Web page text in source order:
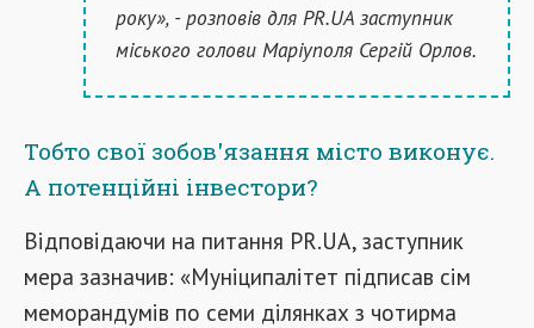
року», - розповів для PR.UA заступник
міського голови Маріуполя Сергій Орлов.
Тобто свої зобов'язання місто виконує.
А потенційні інвестори?
Відповідаючи на питання PR.UA, заступник
мера зазначив: «Муніципалітет підписав сім
меморандумів по семи ділянках з чотирма